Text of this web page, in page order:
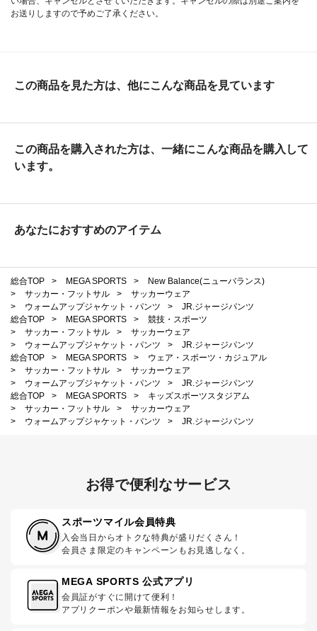
お送りしますので予めご了承ください。
この商品を見た方は、他にこんな商品を見ています
この商品を購入された方は、一緒にこんな商品を購入して
います。
あなたにおすすめのアイテム
総合TOP > MEGA SPORTS >
New Balance(ニューバランス)
>
サッカー・フットサル >
サッカーウェア
>
ウォームアップジャケット・パンツ >
JR.ジャージパンツ
総合TOP
> MEGA SPORTS >
競技・スポーツ
>
サッカー・フットサル >
サッカーウェア
>
ウォームアップジャケット・パンツ >
JR.ジャージパンツ
総合TOP
> MEGA SPORTS >
ウェア・スポーツ・カジュアル
>
サッカー・フットサル >
サッカーウェア
>
ウォームアップジャケット・パンツ >
JR.ジャージパンツ
総合TOP
> MEGA SPORTS >
キッズスポーツスタジアム
>
サッカー・フットサル >
サッカーウェア
>
ウォームアップジャケット・パンツ > JR.ジャージパンツ
お得で便利なサービス
スポーツマイル会員特典
入会当日からオトクな特典が盛りだくさん！
会員さま限定のキャンペーンもお見逃しなく。
MEGA SPORTS 公式アプリ
会員証がすぐに開けて便利！
アプリクーポンや最新情報をお知らせします。